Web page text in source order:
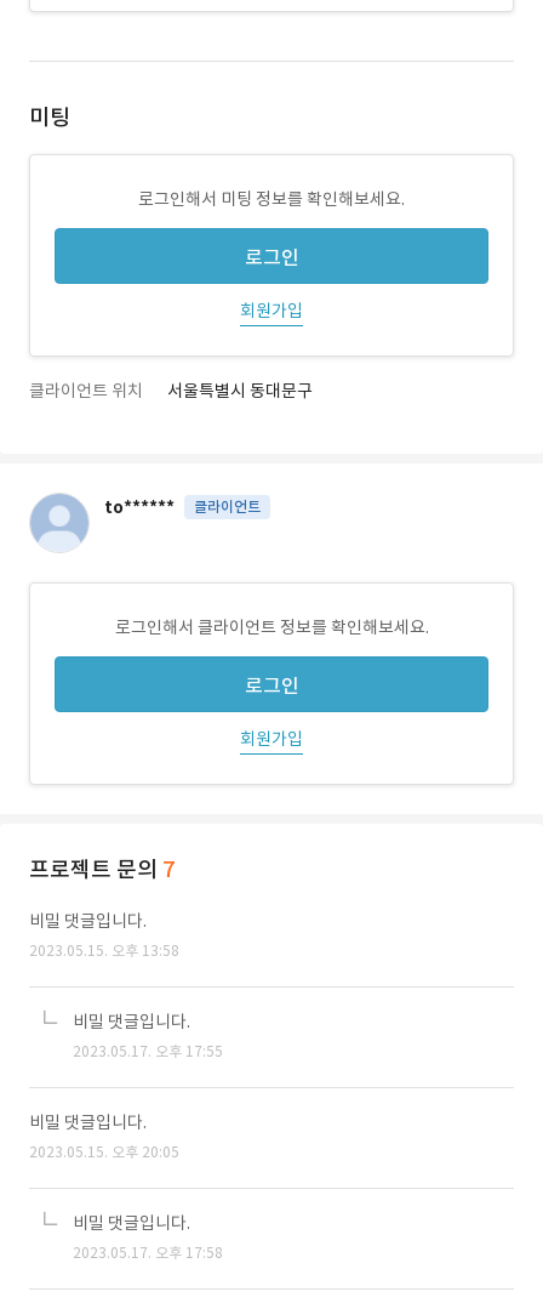
미팅
로그인해서 미팅 정보를 확인해보세요.
로그인
회원가입
클라이언트 위치 서울특별시 동대문구
to****** 클라이언트
로그인해서 클라이언트 정보를 확인해보세요.
로그인
회원가입
프로젝트 문의 7
비밀 댓글입니다.
2023.05.15. 오후 13:58
비밀 댓글입니다.
2023.05.17. 오후 17:55
비밀 댓글입니다.
2023.05.15. 오후 20:05
비밀 댓글입니다.
2023.05.17. 오후 17:58